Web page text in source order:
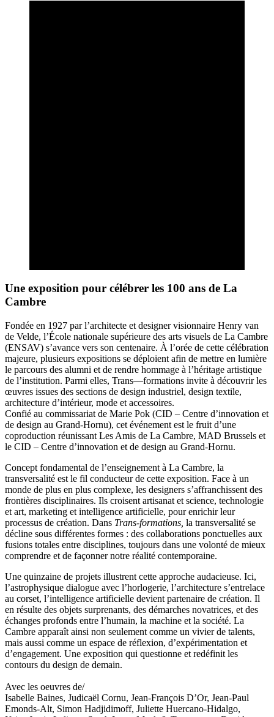
Une exposition pour célébrer les 100 ans de La
Cambre
Fondée en 1927 par l’architecte et designer visionnaire Henry van
de Velde, l’École nationale supérieure des arts visuels de La Cambre
(ENSAV) s’avance vers son centenaire. À l’orée de cette célébration
majeure, plusieurs expositions se déploient afin de mettre en lumière
le parcours des alumni et de rendre hommage à l’héritage artistique
de l’institution. Parmi elles, Trans—formations invite à découvrir les
œuvres issues des sections de design industriel, design textile,
architecture d’intérieur, mode et accessoires.
Confié au commissariat de Marie Pok (CID – Centre d’innovation et
de design au Grand-Hornu), cet événement est le fruit d’une
coproduction réunissant Les Amis de La Cambre, MAD Brussels et
le CID – Centre d’innovation et de design au Grand-Hornu.
Concept fondamental de l’enseignement à La Cambre, la
transversalité est le fil conducteur de cette exposition. Face à un
monde de plus en plus complexe, les designers s’affranchissent des
frontières disciplinaires. Ils croisent artisanat et science, technologie
et art, marketing et intelligence artificielle, pour enrichir leur
processus de création. Dans Trans-formations, la transversalité se
décline sous différentes formes : des collaborations ponctuelles aux
fusions totales entre disciplines, toujours dans une volonté de mieux
comprendre et de façonner notre réalité contemporaine.
Une quinzaine de projets illustrent cette approche audacieuse. Ici,
l’astrophysique dialogue avec l’horlogerie, l’architecture s’entrelace
au corset, l’intelligence artificielle devient partenaire de création. Il
en résulte des objets surprenants, des démarches novatrices, et des
échanges profonds entre l’humain, la machine et la société. La
Cambre apparaît ainsi non seulement comme un vivier de talents,
mais aussi comme un espace de réflexion, d’expérimentation et
d’engagement. Une exposition qui questionne et redéfinit les
contours du design de demain.
Avec les oeuvres de/
Isabelle Baines, Judicaël Cornu, Jean-François D’Or, Jean-Paul
Emonds-Alt, Simon Hadjidimoff, Juliette Huercano-Hidalgo,